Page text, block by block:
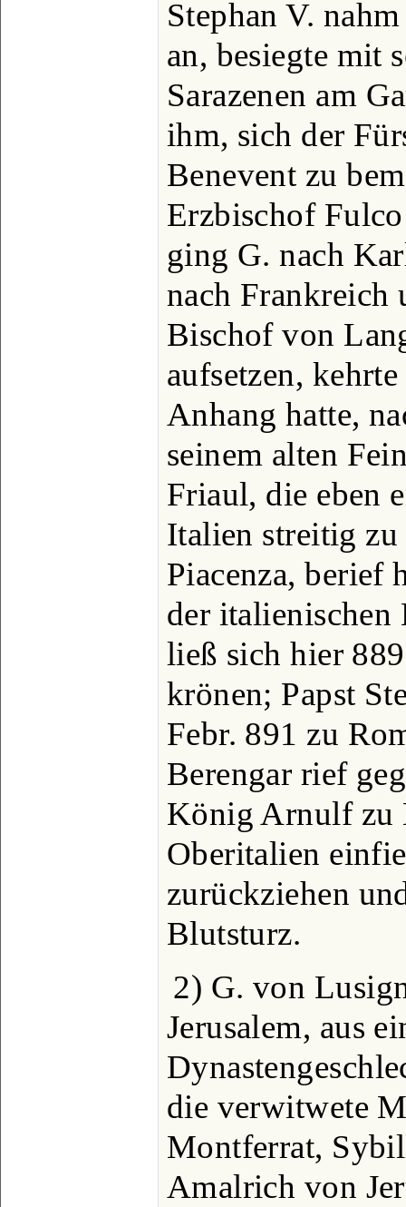
Stephan V.
an, besiegte mit
Sarazenen am
ihm, sich der
Benevent zu
Erzbischof
ging G. nach
nach Frankreich
Bischof von
aufsetzen,
Anhang hatte,
seinem alten
Friaul, die eben
Italien streitig zu
Piacenza, berief
der italienischen
ließ sich hier
krönen; Papst
Febr. 891 zu
Berengar rief
König Arnulf zu
Oberitalien
zurückziehen
Blutsturz.
2) G. von
Jerusalem, aus
die verwitwete
Montferrat,
Amalrich von